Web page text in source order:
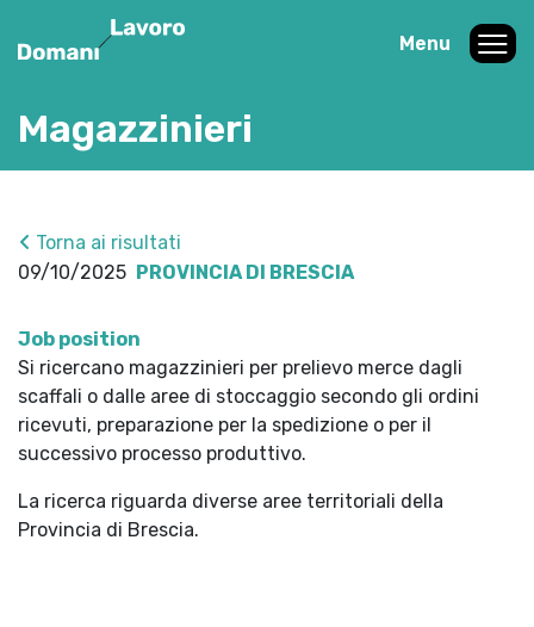
Menu
Magazzinieri
Torna ai risultati
09/10/2025 PROVINCIA DI BRESCIA
Job position
Si ricercano magazzinieri per prelievo merce dagli
scaffali o dalle aree di stoccaggio secondo gli ordini
ricevuti, preparazione per la spedizione o per il
successivo processo produttivo.
La ricerca riguarda diverse aree territoriali della
Provincia di Brescia.